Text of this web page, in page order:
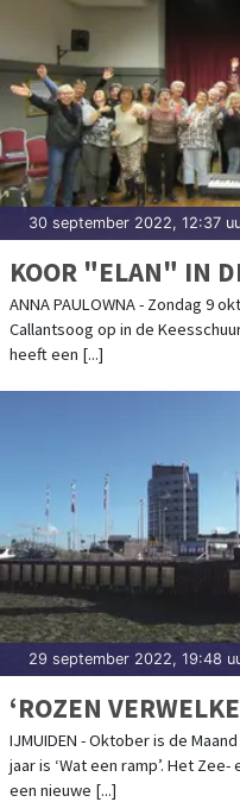
30 september 2022, 12:37
KOOR "ELAN" IN
ANNA PAULOWNA - Zondag 9
Callantsoog op in de
heeft een [...]
29 september 2022, 19:48
‘ROZEN
IJMUIDEN - Oktober is de
jaar is ‘Wat een ramp’. Het
een nieuwe [...]